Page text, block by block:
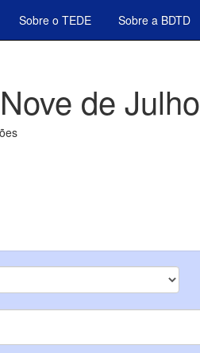
Sobre o TEDE Sobre a BDTD
de Julho